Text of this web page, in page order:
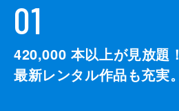
01
420,000 本以上が見放題！
最新レンタル作品も充実。